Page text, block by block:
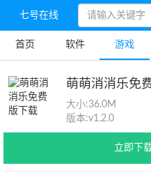
七号在线
首页 软件 游戏
萌萌消消乐免
大小:36.0M
版本:v1.2.0
立即下